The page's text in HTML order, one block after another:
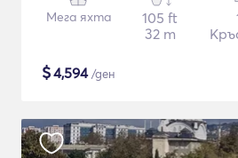
Мега яхта
105 ft
32 m
$4,594/ден